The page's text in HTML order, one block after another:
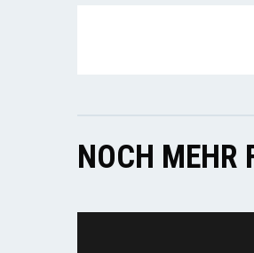
NOCH MEHR